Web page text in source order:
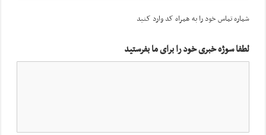
شماره تماس خود را به همراه کد وارد کنید
لطفا سوژه خبری خود را برای ما بفرستید